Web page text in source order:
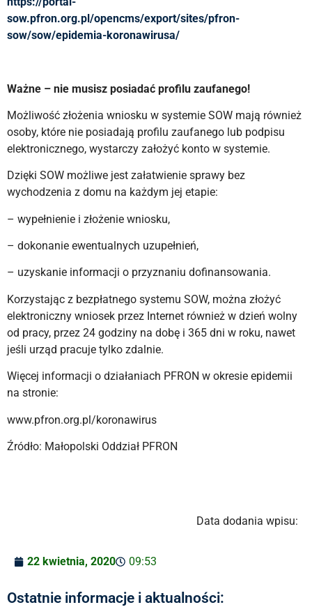
sow.pfron.org.pl/opencms/export/sites/pfron-
sow/sow/epidemia-koronawirusa/
Ważne – nie musisz posiadać profilu zaufanego!
Możliwość złożenia wniosku w systemie SOW mają również
osoby, które nie posiadają profilu zaufanego lub podpisu
elektronicznego, wystarczy założyć konto w systemie.
Dzięki SOW możliwe jest załatwienie sprawy bez
wychodzenia z domu na każdym jej etapie:
– wypełnienie i złożenie wniosku,
– dokonanie ewentualnych uzupełnień,
– uzyskanie informacji o przyznaniu dofinansowania.
Korzystając z bezpłatnego systemu SOW, można złożyć
elektroniczny wniosek przez Internet również w dzień wolny
od pracy, przez 24 godziny na dobę i 365 dni w roku, nawet
jeśli urząd pracuje tylko zdalnie.
Więcej informacji o działaniach PFRON w okresie epidemii
na stronie:
www.pfron.org.pl/koronawirus
Źródło: Małopolski Oddział PFRON
Data dodania wpisu:
22 kwietnia, 2020 09:53
Ostatnie informacje i aktualności: